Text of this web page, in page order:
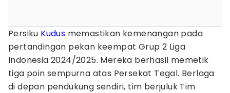
Persiku Kudus memastikan kemenangan pada
pertandingan pekan keempat Grup 2 Liga
Indonesia 2024/2025. Mereka berhasil memetik
tiga poin sempurna atas Persekat Tegal. Berlaga
di depan pendukung sendiri, tim berjuluk Tim